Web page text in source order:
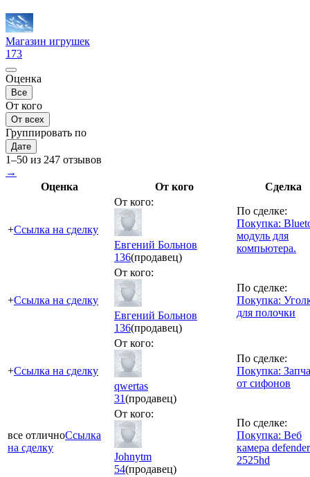
Магазин игрушек
173
Оценка
Все
От кого
От всех
Группировать по
Дате
1–50 из 247 отзывов
→
Оценка
От кого Сделка
+Ссылка на сделку
От кого:
Евгений Больнов
136(продавец)
По сделке:
Покупка:
модуль для
компьютера.
+Ссылка на сделку
От кого:
Евгений Больнов
136(продавец)
По сделке:
Покупка:
для полочки
+Ссылка на сделку
От кого:
qwertas
31(продавец)
По сделке:
Покупка:
от сифонов
все отличноСсылка
на сделку
От кого:
Johnytm
54(продавец)
По сделке:
Покупка: Веб
камера
2525hd